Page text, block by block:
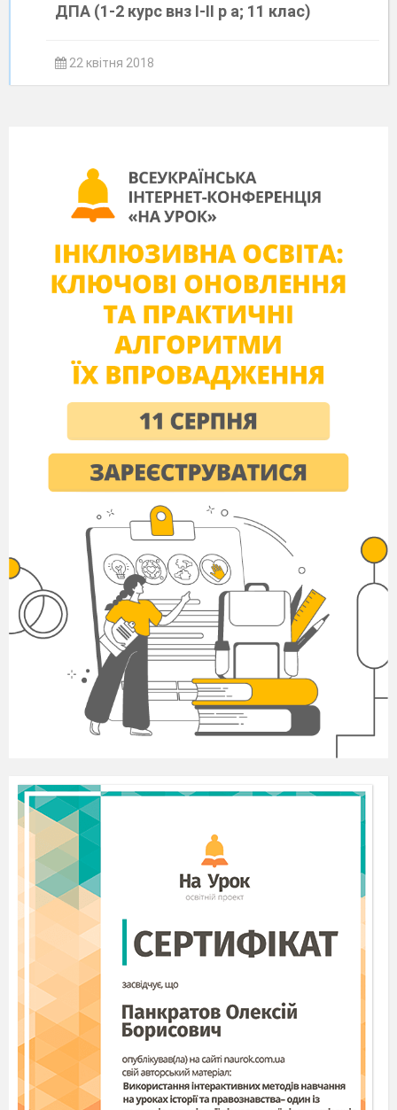
ДПА (1-2 курс внз І-ІІ р а; 11 клас)
22 квітня 2018